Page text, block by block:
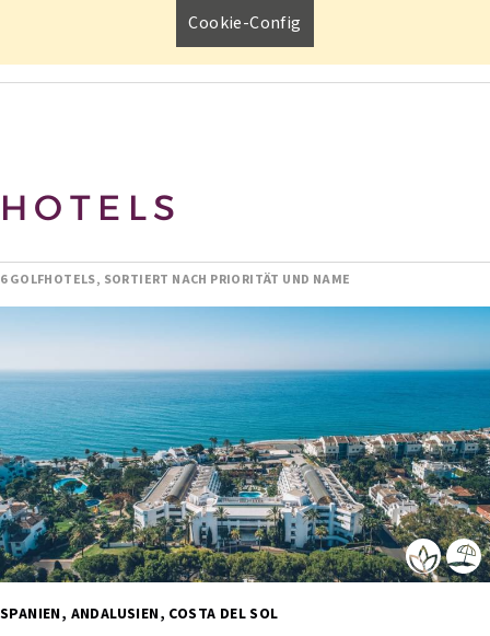
Cookie-Config
HOTELS
6 GOLFHOTELS, SORTIERT NACH PRIORITÄT UND NAME